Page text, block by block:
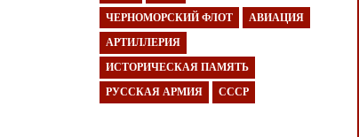
ЧЕРНОМОРСКИЙ ФЛОТ АВИАЦИЯ
АРТИЛЛЕРИЯ
ИСТОРИЧЕСКАЯ ПАМЯТЬ
РУССКАЯ АРМИЯ СССР